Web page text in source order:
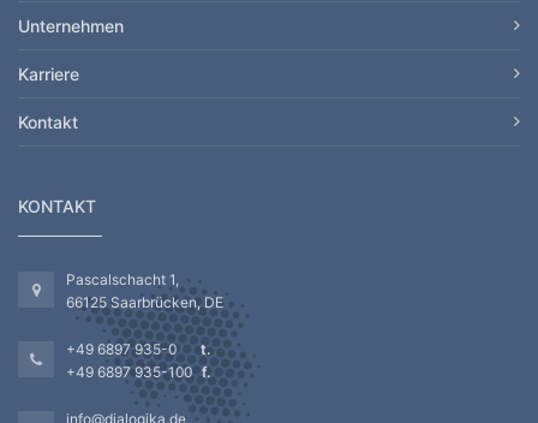
Unternehmen
Karriere
Kontakt
KONTAKT
Pascalschacht 1,
66125 Saarbrücken, DE
+49 6897 935-0
+49 6897 935-100
info@dialogika.de